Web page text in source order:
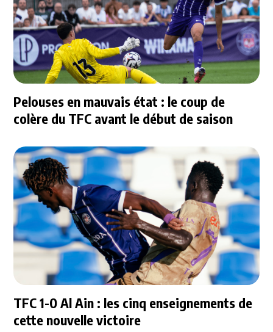
Pelouses en mauvais état : le coup de
colère du TFC avant le début de saison
TFC 1-0 Al Ain : les cinq enseignements de
cette nouvelle victoire